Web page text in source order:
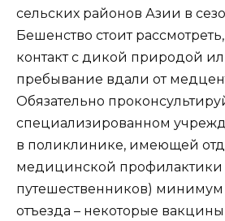
сельских районов Азии в
Бешенство стоит
контакт с дикой природой
пребывание вдали от
Обязательно
специализированном
в поликлинике, имеющей
медицинской профилактики
путешественников) минимум
отъезда – некоторые